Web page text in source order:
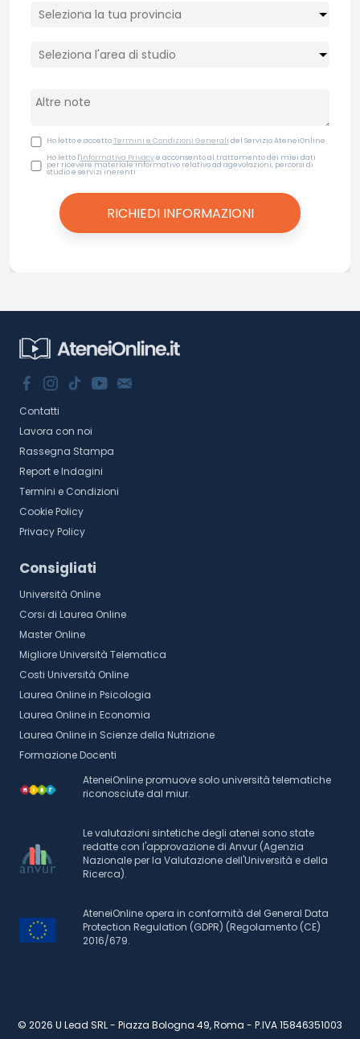
Ho letto e accettoTermini e Condizioni Generali del Servizio AteneiOnline
Ho letto l'Informativa Privacye acconsento al trattamento dei miei dati
per ricevere materiale informativo relativo ad agevolazioni, percorsi di
studio e servizi inerenti
Contatti
Lavora con noi
Rassegna Stampa
Report e Indagini
Termini e Condizioni
Cookie Policy
Privacy Policy
Consigliati
Università Online
Corsi di Laurea Online
Master Online
Migliore Università Telematica
Costi Università Online
Laurea Online in Psicologia
Laurea Online in Economia
Laurea Online in Scienze della Nutrizione
Formazione Docenti
AteneiOnline promuove solo università telematiche
riconosciute dal miur.
Le valutazioni sintetiche degli atenei sono state
redatte con l'approvazione di Anvur (Agenzia
Nazionale per la Valutazione dell'Università e della
Ricerca).
AteneiOnline opera in conformità del General Data
Protection Regulation (GDPR) (Regolamento (CE)
2016/679.
© 2026 U Lead SRL - Piazza Bologna 49, Roma - P.IVA 15846351003